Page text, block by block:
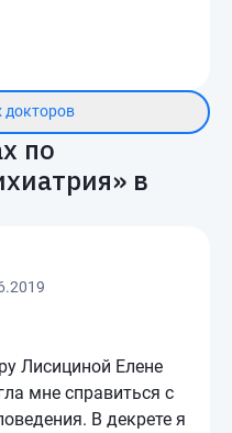
докторов
по
» в
Лисициной Елене
мне справиться с
В декрете я